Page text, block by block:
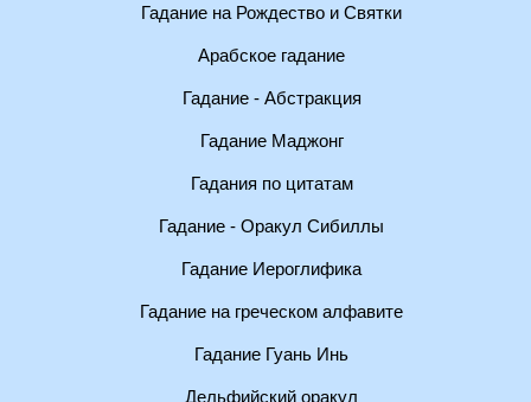
Гадание на Рождество и Святки
Арабское гадание
Гадание - Абстракция
Гадание Маджонг
Гадания по цитатам
Гадание - Оракул Сибиллы
Гадание Иероглифика
Гадание на греческом алфавите
Гадание Гуань Инь
Дельфийский оракул